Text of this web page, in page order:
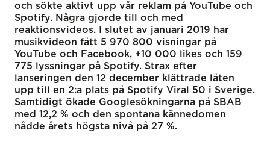
och sökte aktivt upp vår reklam på YouTube och
Spotify. Några gjorde till och med
reaktionsvideos. I slutet av januari 2019 har
musikvideon fått 5 970 800 visningar på
YouTube och Facebook, +10 000 likes och 159
775 lyssningar på Spotify. Strax efter
lanseringen den 12 december klättrade låten
upp till en 2:a plats på Spotify Viral 50 i Sverige.
Samtidigt ökade Googlesökningarna på SBAB
med 12,2 % och den spontana kännedomen
nådde årets högsta nivå på 27 %.